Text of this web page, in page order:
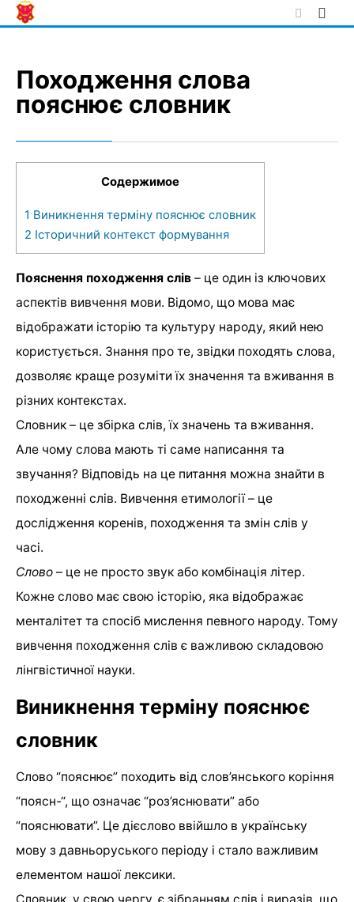
Skip
to
Походження слова
пояснює словник
Содержимое
1 Виникнення терміну пояснює словник
2 Історичний контекст формування
Пояснення походження слів – це один із ключових
аспектів вивчення мови. Відомо, що мова має
відображати історію та культуру народу, який нею
користується. Знання про те, звідки походять слова,
дозволяє краще розуміти їх значення та вживання в
різних контекстах.
Словник – це збірка слів, їх значень та вживання.
Але чому слова мають ті саме написання та
звучання? Відповідь на це питання можна знайти в
походженні слів. Вивчення етимології – це
дослідження коренів, походження та змін слів у
часі.
Слово – це не просто звук або комбінація літер.
Кожне слово має свою історію, яка відображає
менталітет та спосіб мислення певного народу. Тому
вивчення походження слів є важливою складовою
лінгвістичної науки.
Виникнення терміну пояснює
словник
Слово “пояснює” походить від слов’янського коріння
“поясн-“, що означає “роз’яснювати” або
“пояснювати”. Це дієслово ввійшло в українську
мову з давньоруського періоду і стало важливим
елементом нашої лексики.
Словник, у свою чергу, є зібранням слів і виразів, що